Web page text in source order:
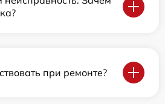
при ремонте?